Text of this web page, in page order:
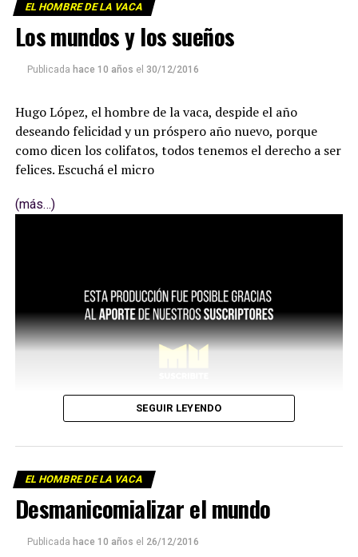
EL HOMBRE DE LA VACA
Los mundos y los sueños
Publicada hace 10 años el 30/12/2016
Hugo López, el hombre de la vaca, despide el año
deseando felicidad y un próspero año nuevo, porque
como dicen los colifatos, todos tenemos el derecho a ser
felices. Escuchá el micro
(más…)
SEGUIR LEYENDO
EL HOMBRE DE LA VACA
Desmanicomializar el mundo
Publicada hace 10 años el 26/12/2016